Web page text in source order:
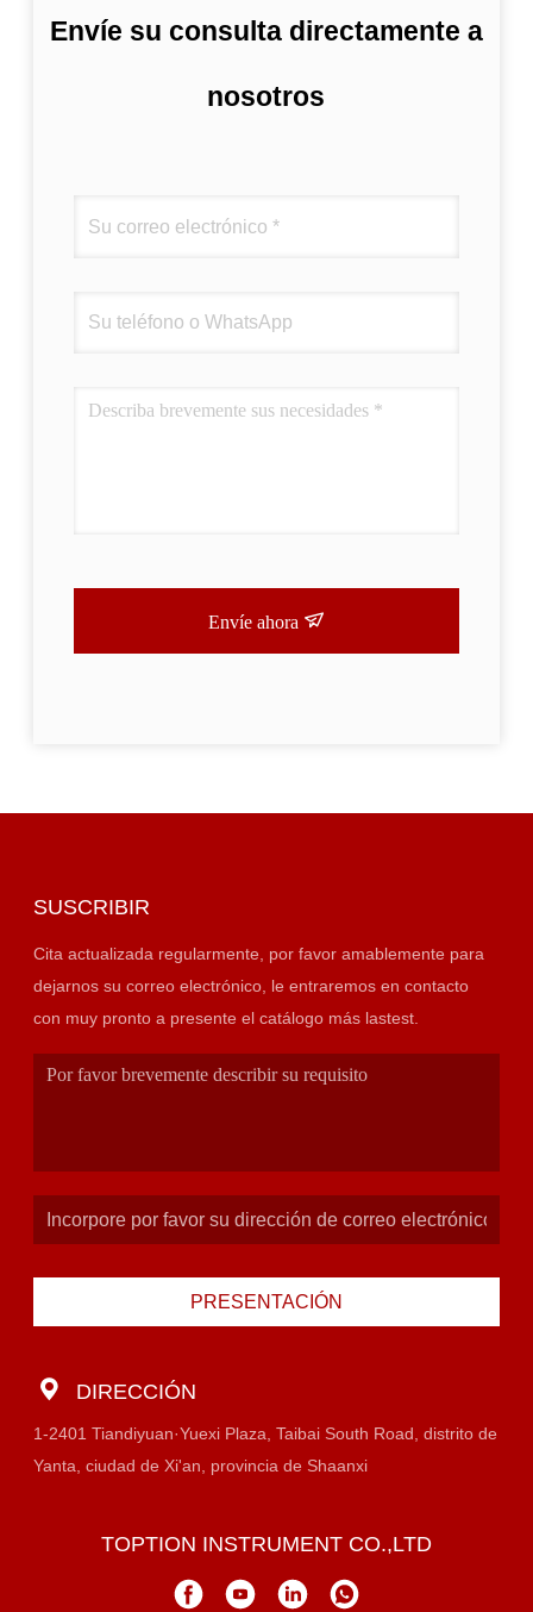
Envíe su consulta directamente a
nosotros
Envíe ahora
SUSCRIBIR
Cita actualizada regularmente, por favor amablemente para
dejarnos su correo electrónico, le entraremos en contacto
con muy pronto a presente el catálogo más lastest.
PRESENTACIÓN
DIRECCIÓN
1-2401 Tiandiyuan·Yuexi Plaza, Taibai South Road, distrito de
Yanta, ciudad de Xi'an, provincia de Shaanxi
TOPTION INSTRUMENT CO.,LTD